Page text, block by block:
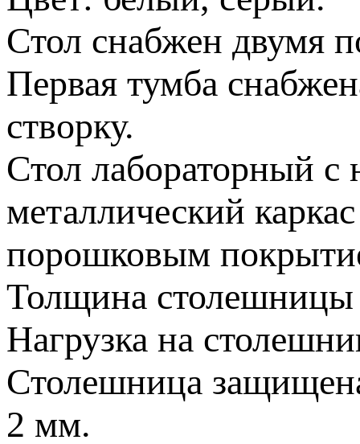
Стол снабжен двумя
Первая тумба
створку.
Стол лабораторный
металлический
порошковым
Толщина
Нагрузка на
Столешница
2 мм.